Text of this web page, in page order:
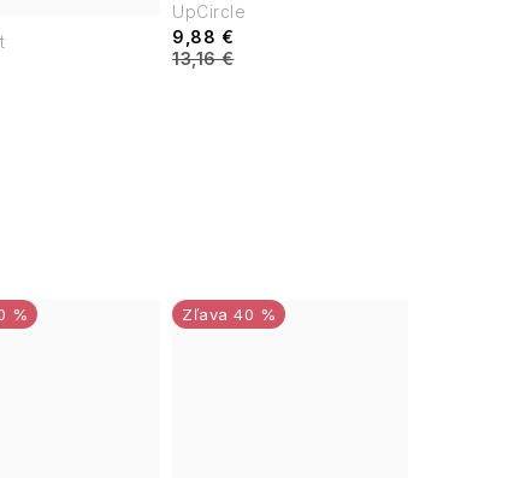
9,88 €
13,16 €
UpCircle
% 40 %